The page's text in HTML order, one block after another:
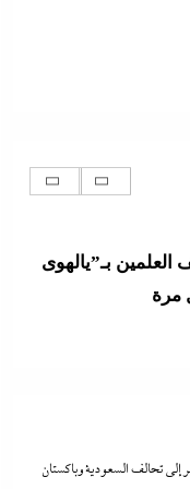
بـ”يالهوى
إلى تحالف السعودية وباكستان